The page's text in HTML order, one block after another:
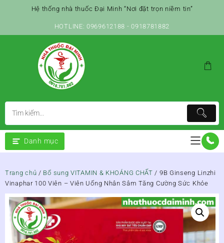
Hệ thống nhà thuốc Đại Minh “Nơi đặt trọn niềm tin”
HOTLINE: 0969612188 - 0918781882
Danh mục
Trang chủ / Bổ sung VITAMIN & KHOÁNG CHẤT / 9B Ginseng Linzhi
Vinaphar 100 Viên – Viên Uống Nhân Sâm Tăng Cường Sức Khỏe